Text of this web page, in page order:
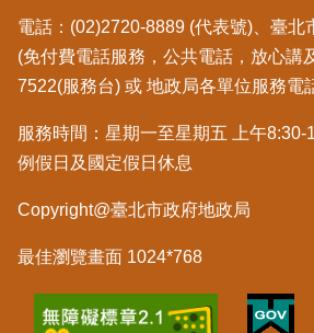
電話：(02)2720-8889 (代表號)、臺北
(免付費電話服務，公共電話，放心講
7522(服務台) 或 地政局各單位服務電
服務時間：星期一至星期五 上午8:30-
例假日及國定假日休息
Copyright@臺北市政府地政局
最佳瀏覽畫面 1024*768